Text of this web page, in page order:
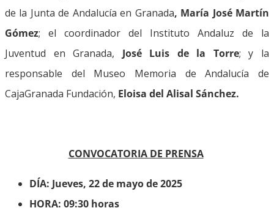
de la Junta de Andalucía en Granada, María José Martín
Gómez; el coordinador del Instituto Andaluz de la
Juventud en Granada, José Luis de la Torre; y la
responsable del Museo Memoria de Andalucía de
CajaGranada Fundación, Eloisa del Alisal Sánchez.
CONVOCATORIA DE PRENSA
DÍA: Jueves, 22 de mayo de 2025
HORA: 09:30 horas